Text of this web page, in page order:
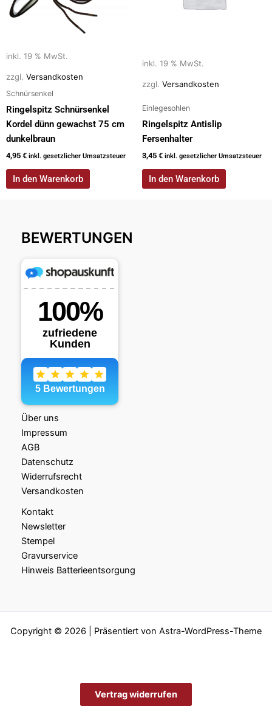
inkl. 19 % MwSt.
zzgl. Versandkosten
Schnürsenkel
Ringelspitz Schnürsenkel
Kordel dünn gewachst 75 cm
dunkelbraun
4,95 € inkl. gesetzlicher Umsatzsteuer
In den Warenkorb
inkl. 19 % MwSt.
zzgl. Versandkosten
Einlegesohlen
Ringelspitz Antislip
Fersenhalter
3,45 € inkl. gesetzlicher Umsatzsteuer
In den Warenkorb
BEWERTUNGEN
Über uns
Impressum
AGB
Datenschutz
Widerrufsrecht
Versandkosten
Kontakt
Newsletter
Stempel
Gravurservice
Hinweis Batterieentsorgung
Copyright © 2026 | Präsentiert von Astra-WordPress-Theme
Vertrag widerrufen